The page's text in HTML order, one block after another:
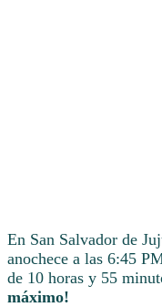
En San Salvador de
anochece a las 6:45
de 10 horas y 55
máximo!